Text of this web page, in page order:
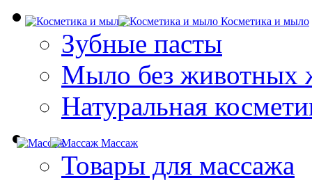
Косметика и мыло
Зубные пасты
Мыло без животных
Натуральная
Массаж
Товары для массажа